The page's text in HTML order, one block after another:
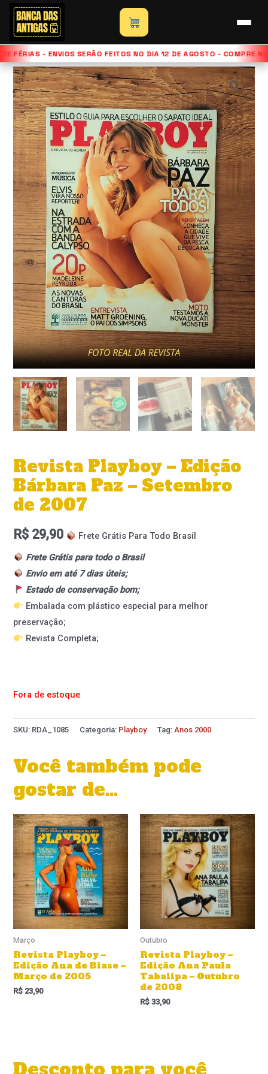
para
conteúdo
FÉRIAS - ENVIOS SERÃO FEITOS NO DIA 12 DE AGOSTO - COMPRE
Início»Loja
Revista Playboy – Edição Bárbara Paz –
Setembro de 2007
Revista Playboy – Edição
Bárbara Paz – Setembro
de 2007
R$ 29,90
Frete Grátis Para Todo Brasil
Frete Grátis para todo o Brasil
Envio em até 7 dias úteis;
Estado de conservação bom;
Embalada com plástico especial para melhor
preservação;
Revista Completa;
Fora de estoque
SKU: RDA_1085 Categoria: Playboy Tag:Anos 2000
Você também pode
gostar de…
Março
Revista Playboy –
Edição Ana de Biase –
Março de 2005
R$ 23,90
Outubro
Revista Playboy –
Edição Ana Paula
Tabalipa – Outubro
de 2008
R$ 33,90